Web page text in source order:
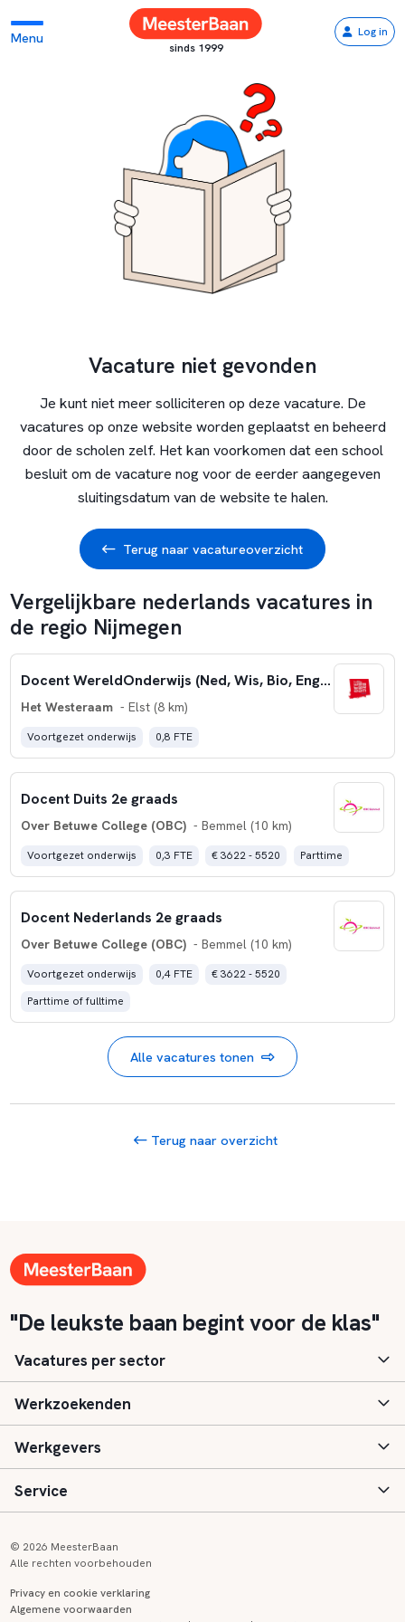
Menu
sinds 1999
Log in
Vacature niet gevonden
Je kunt niet meer solliciteren op deze vacature. De
vacatures op onze website worden geplaatst en beheerd
door de scholen zelf. Het kan voorkomen dat een school
besluit om de vacature nog voor de eerder aangegeven
sluitingsdatum van de website te halen.
Terug naar vacatureoverzicht
Vergelijkbare nederlands vacatures in
de regio Nijmegen
Docent WereldOnderwijs (Ned, Wis, Bio, Eng, M&M, GS, LO) | Leerlingbegeleider (0.8-1.0 fte)
Het Westeraam - Elst (8 km)
Voortgezet onderwijs 0,8 FTE
Docent Duits 2e graads
Over Betuwe College (OBC) - Bemmel (10 km)
Voortgezet onderwijs 0,3 FTE € 3622 - 5520 Parttime
Docent Nederlands 2e graads
Over Betuwe College (OBC) - Bemmel (10 km)
Voortgezet onderwijs 0,4 FTE
€ 3622 - 5520
Parttime of fulltime
Alle vacatures tonen
Terug naar overzicht
"De leukste baan begint voor de klas"
Vacatures per sector
Basisonderwijs
Speciaal (basis) onderwijs
Voortgezet onderwijs
Werkzoekenden
Aanmelden
Vacatures
Werkgevers
Inloggen
Service
© 2026 MeesterBaan
Alle rechten voorbehouden
Privacy en cookie verklaring
Algemene voorwaarden